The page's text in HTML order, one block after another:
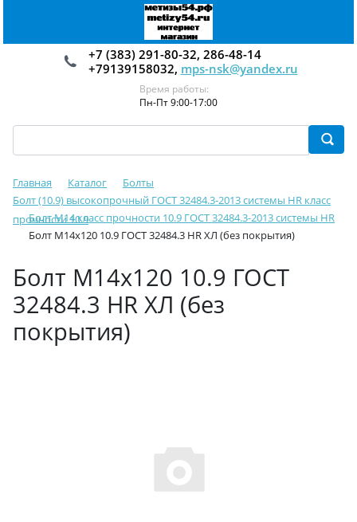
+7 (383) 291-80-32, 286-48-14
+79139158032, mps-nsk@yandex.ru
Время работы:
Пн-Пт 9:00-17:00
Главная Каталог
Болты
Болт (10.9) высокопрочный ГОСТ 32484.3-2013 системы HR класс
прочности 10.9
Болт М14 класс прочности 10.9 ГОСТ 32484.3-2013 системы HR
Болт М14х120 10.9 ГОСТ 32484.3 HR ХЛ (без покрытия)
Болт М14х120 10.9 ГОСТ
32484.3 HR ХЛ (без
покрытия)